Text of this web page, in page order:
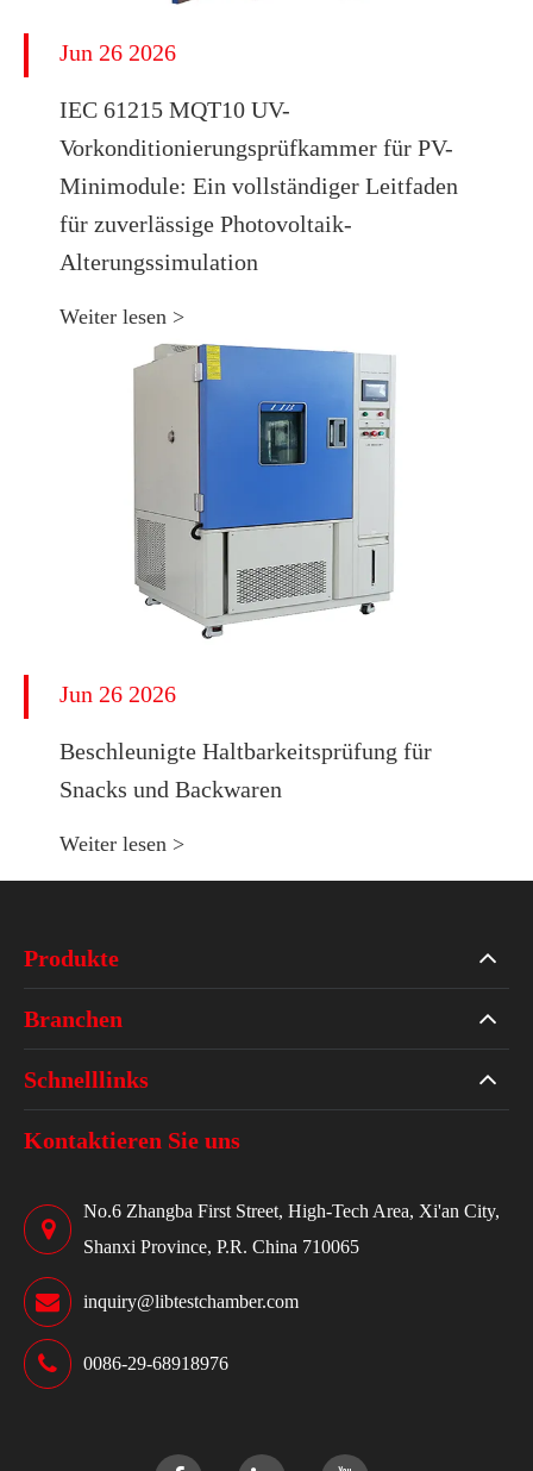
Jun 26 2026
IEC 61215 MQT10 UV-
Vorkonditionierungsprüfkammer für PV-
Minimodule: Ein vollständiger Leitfaden
für zuverlässige Photovoltaik-
Alterungssimulation
Weiter lesen >
Jun 26 2026
Beschleunigte Haltbarkeitsprüfung für
Snacks und Backwaren
Weiter lesen >
Produkte
Branchen
Schnelllinks
Kontaktieren Sie uns
No.6 Zhangba First Street, High-Tech Area, Xi'an City,
Shanxi Province, P.R. China 710065
inquiry@libtestchamber.com
0086-29-68918976